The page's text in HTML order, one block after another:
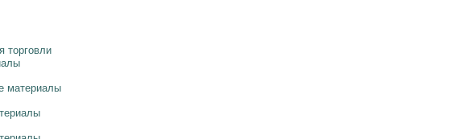
торговли
материалы